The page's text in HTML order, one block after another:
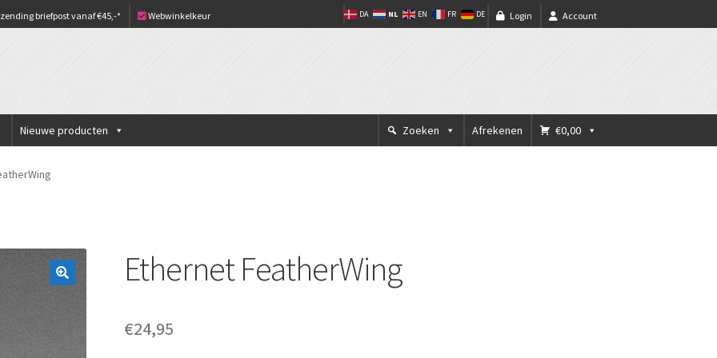
briefpost vanaf €45,-* Webwinkelkeur Account
Login
DA NL EN FR DE
Nieuwe producten €0,00
Afrekenen
Zoeken
Ethernet FeatherWing
€24,95